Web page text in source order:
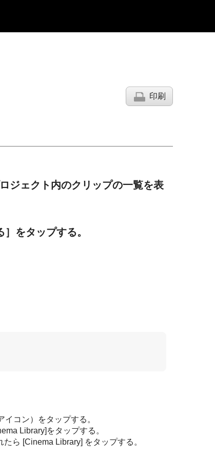
印刷
ジェクト内のクリップの一覧を表
をタップする。
コン）をタップする。
Library]をタップする。
ら [Cinema Library] をタップする。